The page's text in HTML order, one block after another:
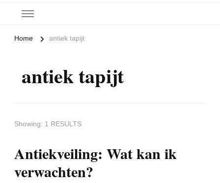
Home antiek tapijt
antiek tapijt
Showing: 1 RESULTS
Antiekveiling: Wat kan ik
verwachten?